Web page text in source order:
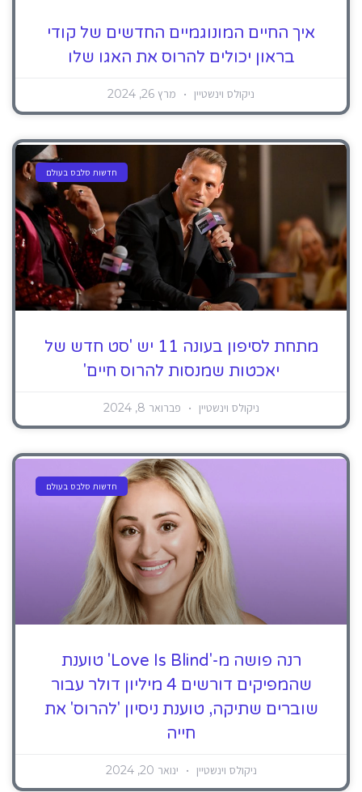
איך החיים המונוגמיים החדשים של קודי
בראון יכולים להרוס את האגו שלו
ניקולס וינשטיין מרץ 26, 2024
חדשות סלבס בעולם
מתחת לסיפון בעונה 11 יש 'סט חדש של
יאכטות שמנסות להרוס חיים'
ניקולס וינשטיין פברואר 8, 2024
חדשות סלבס בעולם
רנה פושה מ-'Love Is Blind' טוענת
שהמפיקים דורשים 4 מיליון דולר עבור
שוברים שתיקה, טוענת ניסיון 'להרוס' את
חייה
ניקולס וינשטיין ינואר 20, 2024